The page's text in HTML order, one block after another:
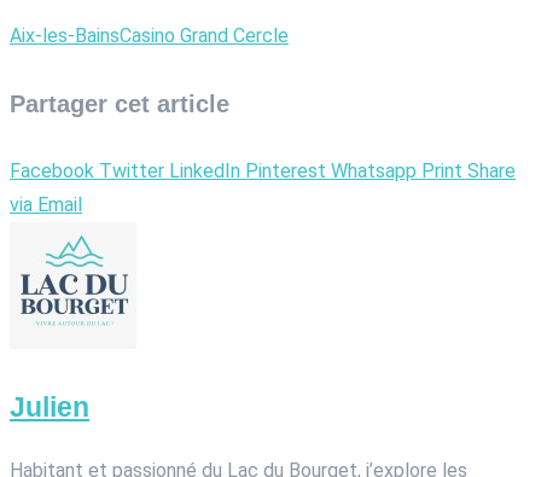
Aix-les-BainsCasino Grand Cercle
Partager cet article
Facebook Twitter LinkedIn Pinterest Whatsapp Print Share
via Email
Julien
Habitant et passionné du Lac du Bourget, j’explore les